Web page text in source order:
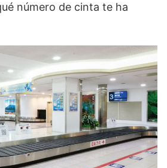
número de cinta te ha